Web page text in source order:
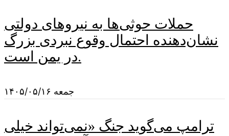
حملات حوثی‌ها به نیروهای دولتی
نشان‌دهنده احتمال وقوع نبردی بزرگ
در یمن است.
جمعه ۱۴۰۵/۰۵/۱۶
ترامپ می‌گوید جنگ «نمی‌تواند خیلی